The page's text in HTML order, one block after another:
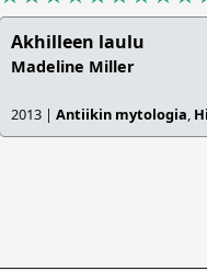
Akhilleen laulu
Madeline Miller
2013 | Antiikin mytologia,